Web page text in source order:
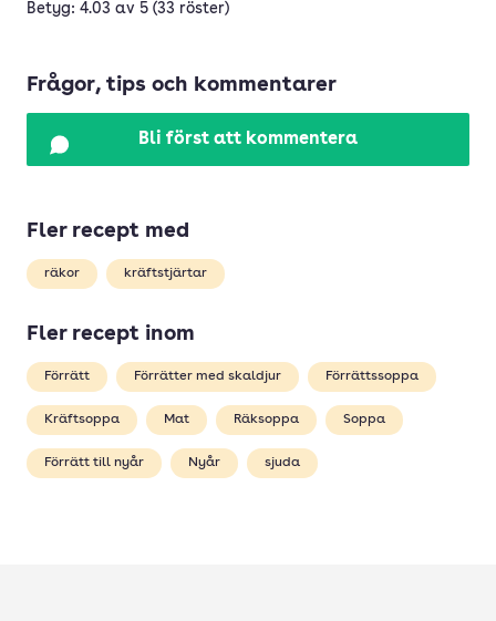
Betyg: 4.03 av 5 (33 röster)
Frågor, tips och kommentarer
Bli först att kommentera
Fler recept med
räkor kräftstjärtar
Fler recept inom
Förrätt Förrätter med skaldjur Förrättssoppa
Kräftsoppa Mat Räksoppa Soppa
Förrätt till nyår Nyår sjuda